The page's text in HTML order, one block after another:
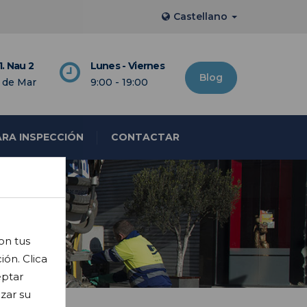
Castellano
Blog
Nau 2
Mar
Lunes - Viernes
9:00 - 19:00
INSPECCIÓN CONTACTAR
tus
Clica
su